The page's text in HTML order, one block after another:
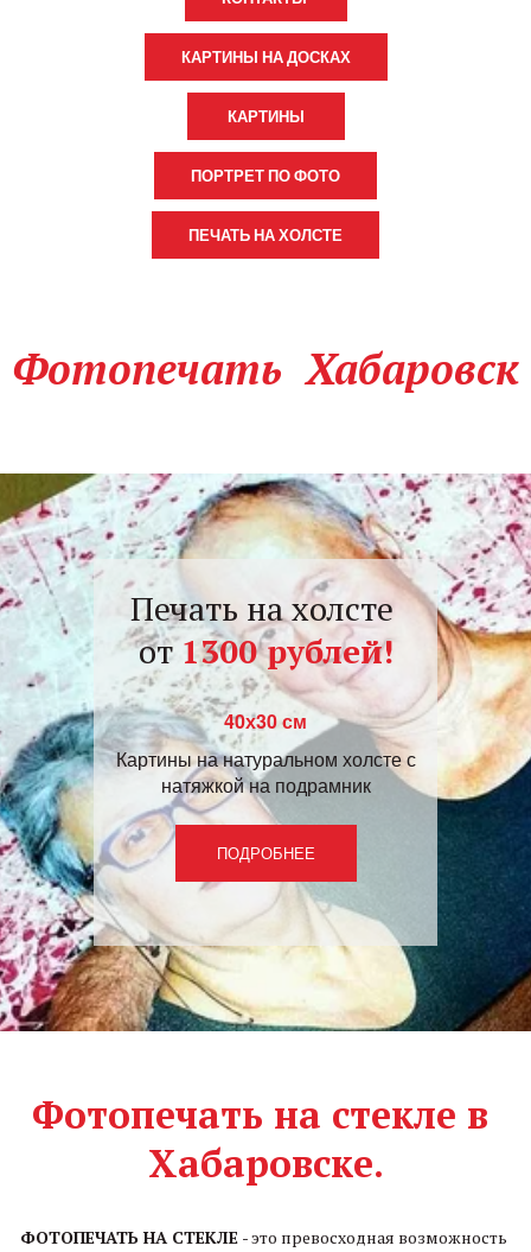
КАРТИНЫ НА ДОСКАХ
КАРТИНЫ
ПОРТРЕТ ПО ФОТО
ПЕЧАТЬ НА ХОЛСТЕ
Фотопечать Хабаровск
Печать на холсте
от1300 рублей!
40х30 см
Картины на натуральном холсте с
натяжкой на подрамник
ПОДРОБНЕЕ
Картины на досках
Фотопечать на стекле в
Хабаровске.
ФОТОПЕЧАТЬ НА СТЕКЛЕ - это превосходная возможность